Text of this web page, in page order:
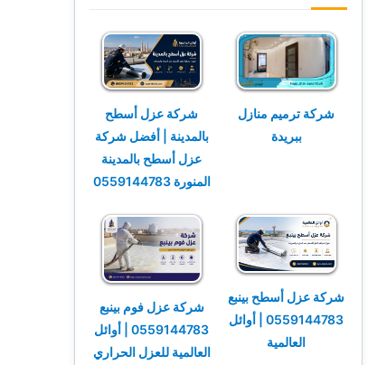
شركة ترميم منازل
ببريدة
شركة عزل أسطح
بالمدينة | أفضل شركة
عزل أسطح بالمدينة
المنورة 0559144783
شركة عزل أسطح بينبع
0559144783 | أوائل
العالمية
شركة عزل فوم بينبع
0559144783 | أوائل
العالمية للعزل الحراري